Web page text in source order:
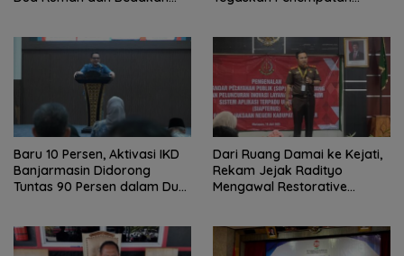
Baru 10 Persen, Aktivasi IKD
Banjarmasin Didorong
Tuntas 90 Persen dalam Dua
Dari Ruang Damai ke Kejati,
Rekam Jejak Radityo
Mengawal Restorative